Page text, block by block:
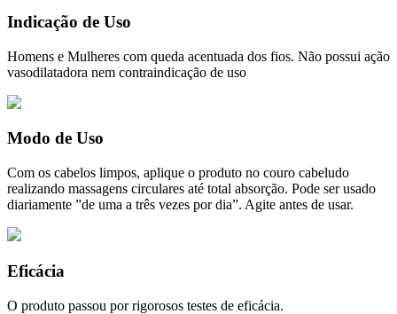
Indicação de Uso
Homens e Mulheres com queda acentuada dos fios. Não possui ação
vasodilatadora nem contraindicação de uso
Modo de Uso
Com os cabelos limpos, aplique o produto no couro cabeludo
realizando massagens circulares até total absorção. Pode ser usado
diariamente ”de uma a três vezes por dia”. Agite antes de usar.
Eficácia
O produto passou por rigorosos testes de eficácia.